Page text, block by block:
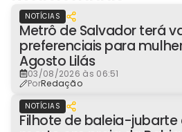
NOTÍCIAS
Metrô de Salvador terá
preferenciais para
Agosto Lilás
03/08/2026 às 06:51
PorRedação
NOTÍCIAS
Filhote de baleia-